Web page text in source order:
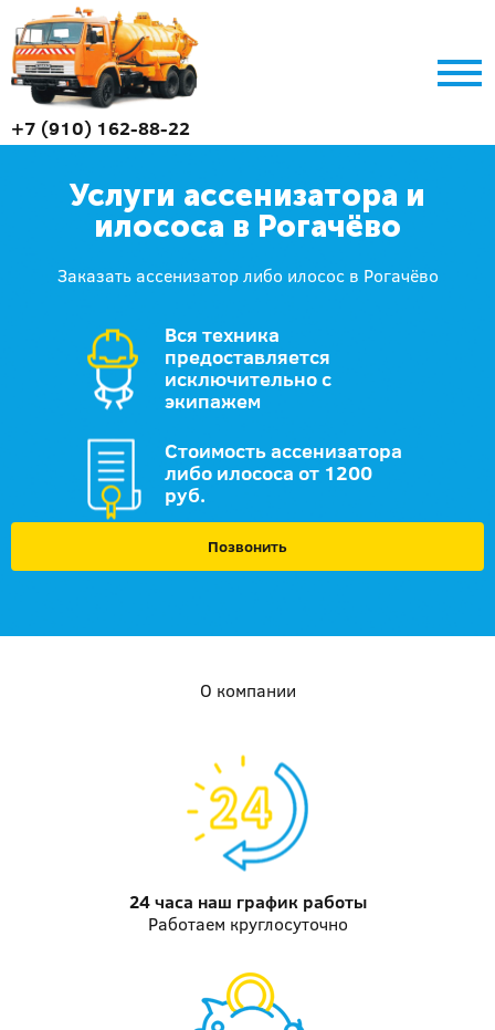
+7 (910) 162-88-22
Услуги ассенизатора и
илососа в Рогачёво
Заказать ассенизатор либо илосос в Рогачёво
Вся техника
предоставляется
исключительно с
экипажем
Стоимость ассенизатора
либо илососа от 1200
руб.
Позвонить
О компании
24 часа наш график работы
Работаем круглосуточно